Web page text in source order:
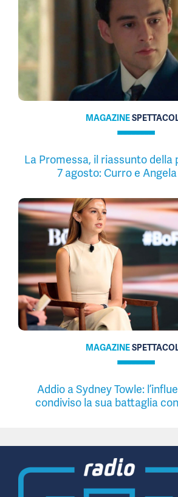
MAGAZINE
La Promessa, il riassunto della
7 agosto: Curro e
MAGAZINE
Addio a Sydney Towle:
condiviso la sua battaglia